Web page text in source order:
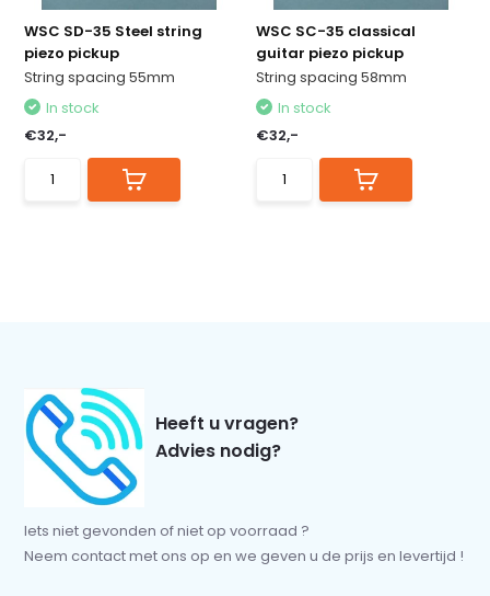
WSC SD-35 Steel string
piezo pickup
String spacing 55mm
In stock
€32,-
WSC SC-35 classical
guitar piezo pickup
String spacing 58mm
In stock
€32,-
Heeft u vragen?
Advies nodig?
Iets niet gevonden of niet op voorraad ?
Neem contact met ons op en we geven u de prijs en levertijd !